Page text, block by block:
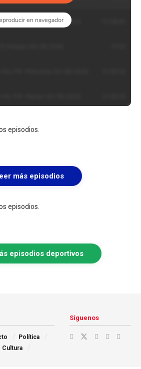
episodios.
más episodios
episodios.
episodios deportivos
Política
Cultura
Síguenos